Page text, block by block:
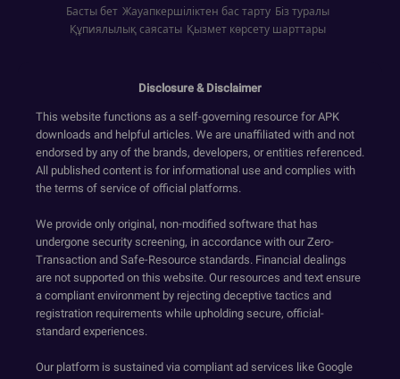
Басты бет Жауапкершіліктен бас тарту Біз туралы
Құпиялылық саясаты Қызмет көрсету шарттары
Disclosure & Disclaimer
This website functions as a self-governing resource for APK
downloads and helpful articles. We are unaffiliated with and not
endorsed by any of the brands, developers, or entities referenced.
All published content is for informational use and complies with
the terms of service of official platforms.
We provide only original, non-modified software that has
undergone security screening, in accordance with our Zero-
Transaction and Safe-Resource standards. Financial dealings
are not supported on this website. Our resources and text ensure
a compliant environment by rejecting deceptive tactics and
registration requirements while upholding secure, official-
standard experiences.
Our platform is sustained via compliant ad services like Google